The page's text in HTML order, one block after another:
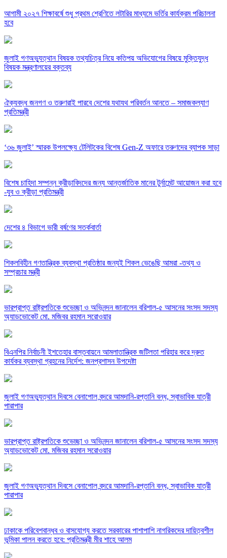
আগামী ২০২৭ শিক্ষাবর্ষে শুধু প্রথম শ্রেণিতে লটারির মাধ্যমে ভর্তির কার্যক্রম পরিচালনা
হবে
জুলাই গণঅভ্যুত্থান বিষয়ক তথ্যচিত্র নিয়ে কতিপয় অভিযোগের বিষয়ে মুক্তিযুদ্ধ
বিষয়ক মন্ত্রণালয়ের বক্তব্য
ঐক্যবদ্ধ জনগণ ও তরুণরাই পারবে দেশের যথাযথ পরিবর্তন আনতে – সমাজকল্যাণ
প্রতিমন্ত্রী
‘৩৬ জুলাই’ স্মারক উপলক্ষ্যে টেলিটকের বিশেষ Gen-Z অফারে তরুণদের ব্যাপক সাড়া
বিশেষ চাহিদা সম্পন্ন ক্রীড়াবিদদের জন্য আন্তর্জাতিক মানের টুর্নামেন্ট আয়োজন করা হবে
-যুব ও ক্রীড়া প্রতিমন্ত্রী
দেশের ৪ বিভাগে ভারী বর্ষণের সতর্কবার্তা
শিকলবিহীন গণতান্ত্রিক ব্যবস্থা প্রতিষ্ঠার জন্যই শিকল ভেঙেছি আমরা -তথ্য ও
সম্প্রচার মন্ত্রী
ভারপ্রাপ্ত রাষ্ট্রপতিকে শুভেচ্ছা ও অভিনন্দন জানালেন বরিশাল-৫ আসনের সংসদ সদস্য
অ্যাডভোকেট মো. মজিবর রহমান সরোওয়ার
বিএনপির নির্বাচনী ইশতেহার বাস্তবায়নে আমলাতান্ত্রিক জটিলতা পরিহার করে দ্রুত
কার্যকর ব্যবস্থা গ্রহনের নির্দেশ: জনপ্রশাসন উপদেষ্টা
জুলাই গণঅভ্যুত্থান দিবসে বেনাপোল বন্দরে আমদানি-রপ্তানি বন্ধ, স্বাভাবিক যাত্রী
পারাপার
ভারপ্রাপ্ত রাষ্ট্রপতিকে শুভেচ্ছা ও অভিনন্দন জানালেন বরিশাল-৫ আসনের সংসদ সদস্য
অ্যাডভোকেট মো. মজিবর রহমান সরোওয়ার
জুলাই গণঅভ্যুত্থান দিবসে বেনাপোল বন্দরে আমদানি-রপ্তানি বন্ধ, স্বাভাবিক যাত্রী
পারাপার
ঢাকাকে পরিবেশবান্ধব ও বাসযোগ্য করতে সরকারের পাশাপাশি নাগরিকদের দায়িত্বশীল
ভূমিকা পালন করতে হবে: প্রতিমন্ত্রী মীর শাহে আলম